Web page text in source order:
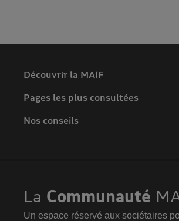
Découvrir la MAIF
Pages les plus consultées
Nos conseils
La Communauté
Un espace réservé aux sociétaires